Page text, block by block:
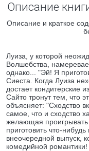
Описание
Описание и краткое
Луиза, у которой
Волшебства,
однако... "Эй! Я
Сиеста. Когда Луиза
достает кондитерские
Сайто тронут тем, что
объясняет: "Сходство
самое, что и сходство
желающая
приготовить что-
внеочередной выпуск,
комедийной романтики!